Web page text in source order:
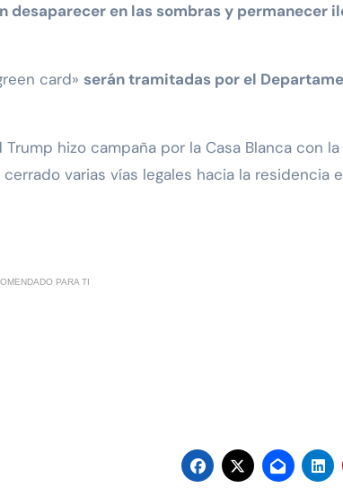
desaparecer en las sombras y permanecer
card» serán tramitadas por el
hizo campaña por la Casa Blanca con
varias vías legales hacia la residencia
PARA TI